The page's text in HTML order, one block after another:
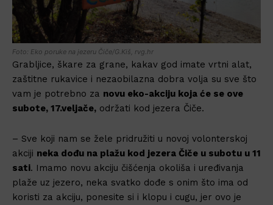
Foto: Eko poruke na jezeru Čiče/G.Kiš, rvg.hr
Grabljice, škare za grane, kakav god imate vrtni alat,
zaštitne rukavice i nezaobilazna dobra volja su sve što
vam je potrebno za novu eko-akciju koja će se ove
subote, 17.veljače, održati kod jezera Čiče.
– Sve koji nam se žele pridružiti u novoj volonterskoj
akciji neka dođu na plažu kod jezera Čiče u subotu u 11
sati. Imamo novu akciju čišćenja okoliša i uređivanja
plaže uz jezero, neka svatko dođe s onim što ima od
koristi za akciju, ponesite si i klopu i cugu, jer ovo je